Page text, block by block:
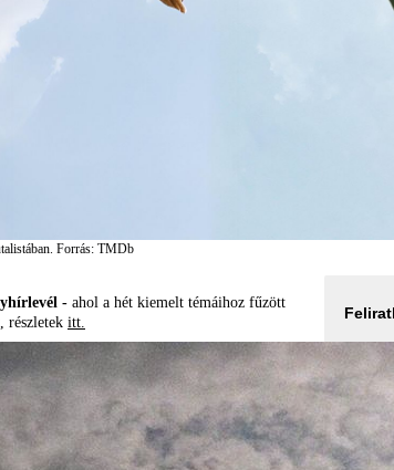
Forrás: TMDb
- ahol a hét kiemelt témáihoz fűzött
részletek itt.